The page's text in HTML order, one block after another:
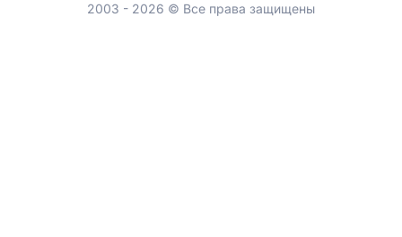
2003 - 2026 © Все права защищены